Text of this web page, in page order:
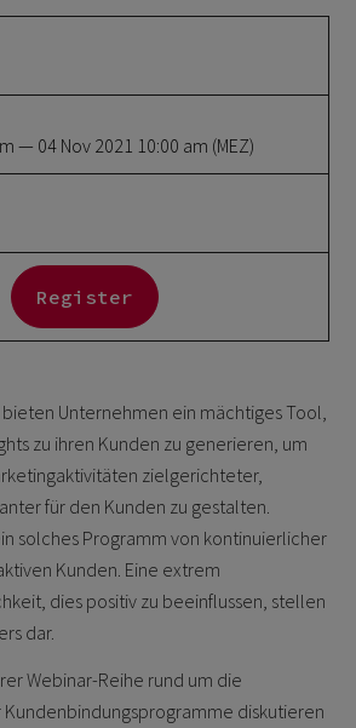
Unternehmen ein mächtiges Tool,
zu ihren Kunden zu generieren, um
zielgerichteter,
für den Kunden zu gestalten.
solches Programm von kontinuierlicher
Kunden. Eine extrem
dies positiv zu beeinflussen, stellen
dar.
Webinar-Reihe rund um die
diskutieren
— 04 Nov 2021 10:00 am (MEZ)
Register